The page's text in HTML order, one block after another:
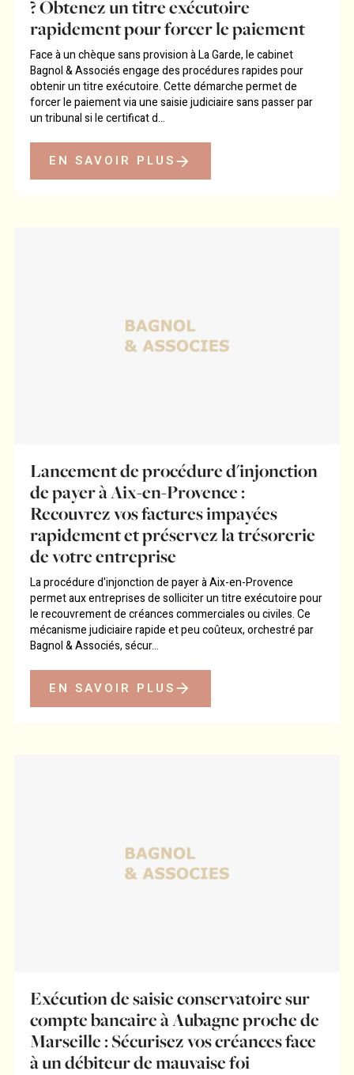
? Obtenez un titre exécutoire
rapidement pour forcer le paiement
Face à un chèque sans provision à La Garde, le cabinet
Bagnol & Associés engage des procédures rapides pour
obtenir un titre exécutoire. Cette démarche permet de
forcer le paiement via une saisie judiciaire sans passer par
un tribunal si le certificat d...
EN SAVOIR PLUS
Lancement de procédure d'injonction
de payer à Aix-en-Provence :
Recouvrez vos factures impayées
rapidement et préservez la trésorerie
de votre entreprise
La procédure d'injonction de payer à Aix-en-Provence
permet aux entreprises de solliciter un titre exécutoire pour
le recouvrement de créances commerciales ou civiles. Ce
mécanisme judiciaire rapide et peu coûteux, orchestré par
Bagnol & Associés, sécur...
EN SAVOIR PLUS
Exécution de saisie conservatoire sur
compte bancaire à Aubagne proche de
Marseille : Sécurisez vos créances face
à un débiteur de mauvaise foi